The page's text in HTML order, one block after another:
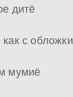
дитё
с обложки
мумиё